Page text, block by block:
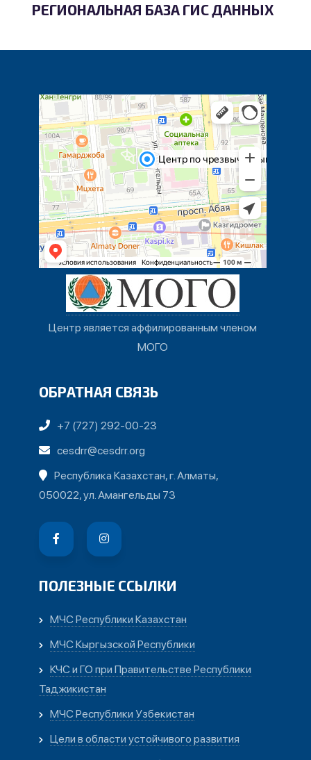
РЕГИОНАЛЬНАЯ БАЗА ГИС ДАННЫХ
Центр является аффилированным членом
МОГО
ОБРАТНАЯ СВЯЗЬ
+7 (727) 292-00-23
cesdrr@cesdrr.org
Республика Казахстан, г. Алматы,
050022, ул. Амангельды 73
ПОЛЕЗНЫЕ ССЫЛКИ
МЧС Республики Казахстан
МЧС Кыргызской Республики
КЧС и ГО при Правительстве Республики
Таджикистан
МЧС Республики Узбекистан
Цели в области устойчивого развития